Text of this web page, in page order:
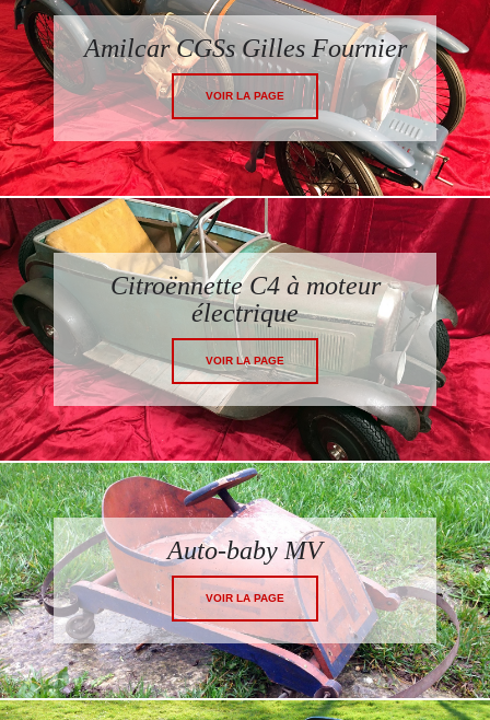
Amilcar CGSs Gilles Fournier
VOIR LA PAGE
Citroënnette C4 à moteur
électrique
VOIR LA PAGE
Auto-baby MV
VOIR LA PAGE